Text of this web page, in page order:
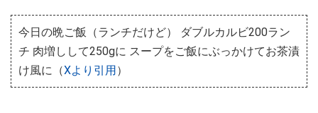
今日の晩ご飯（ランチだけど） ダブルカルビ200ラン
チ 肉増しして250gに スープをご飯にぶっかけてお茶漬
け風に（Xより引用）